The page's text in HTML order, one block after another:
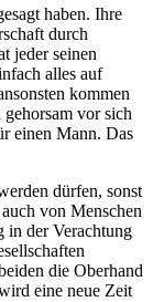
haben. Ihre
durch
jeder seinen
alles auf
kommen
vor sich
einen Mann. Das
dürfen, sonst
von Menschen
in der Verachtung
die Oberhand
eine neue Zeit